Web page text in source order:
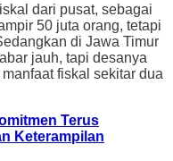
dari pusat, sebagai
50 juta orang, tetapi
di Jawa Timur
jauh, tapi desanya
fiskal sekitar dua
Terus
Keterampilan